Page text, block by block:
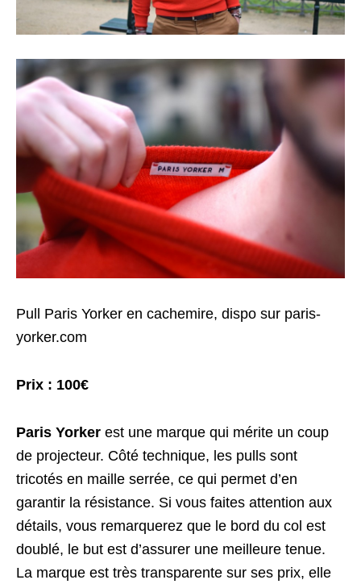
Pull Paris Yorker en cachemire, dispo sur paris-
yorker.com
Prix : 100€
Paris Yorker est une marque qui mérite un coup
de projecteur. Côté technique, les pulls sont
tricotés en maille serrée, ce qui permet d’en
garantir la résistance. Si vous faites attention aux
détails, vous remarquerez que le bord du col est
doublé, le but est d’assurer une meilleure tenue.
La marque est très transparente sur ses prix, elle